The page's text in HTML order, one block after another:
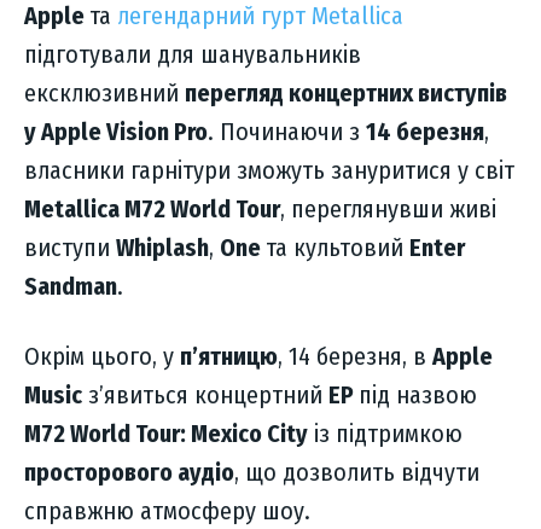
Apple та легендарний гурт Metallica
підготували для шанувальників
ексклюзивний перегляд концертних виступів
у Apple Vision Pro. Починаючи з 14 березня,
власники гарнітури зможуть зануритися у світ
Metallica M72 World Tour, переглянувши живі
виступи Whiplash, One та культовий Enter
Sandman.
Окрім цього, у п’ятницю, 14 березня, в Apple
Music з’явиться концертний EP під назвою
M72 World Tour: Mexico City із підтримкою
просторового аудіо, що дозволить відчути
справжню атмосферу шоу.